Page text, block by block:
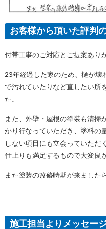
お客様から頂いた評判
付帯工事のご対応とご提案あり
23年経過した家のため、樋が壊
で汚れていたりなど直したい所
た。
また、外壁・屋根の塗装も清掃
かり行なっていただき、塗料の
しない項目にも立会っていただ
仕上りも満足するもので大変良
また塗装の改修時期が来ました
施工担当よりメッセー